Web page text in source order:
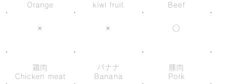
Orange
×
kiwi fruit
×
Beef
○
Chicken meat
鶏肉
Banana
バナナ
Pork
豚肉